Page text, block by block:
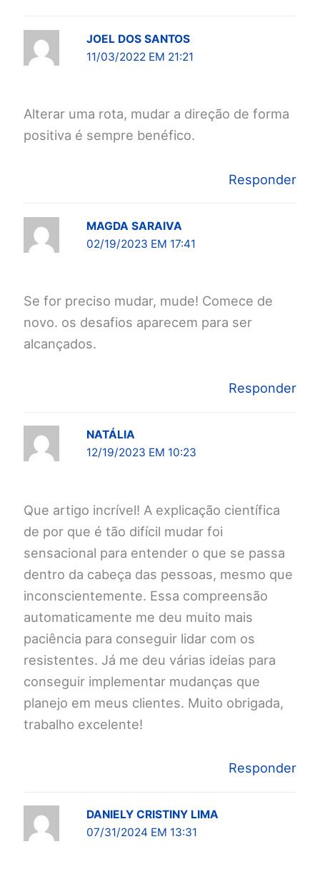
JOEL DOS SANTOS
11/03/2022 EM 21:21
Alterar uma rota, mudar a direção de forma
positiva é sempre benéfico.
Responder
MAGDA SARAIVA
02/19/2023 EM 17:41
Se for preciso mudar, mude! Comece de
novo. os desafios aparecem para ser
alcançados.
Responder
NATÁLIA
12/19/2023 EM 10:23
Que artigo incrível! A explicação científica
de por que é tão difícil mudar foi
sensacional para entender o que se passa
dentro da cabeça das pessoas, mesmo que
inconscientemente. Essa compreensão
automaticamente me deu muito mais
paciência para conseguir lidar com os
resistentes. Já me deu várias ideias para
conseguir implementar mudanças que
planejo em meus clientes. Muito obrigada,
trabalho excelente!
Responder
DANIELY CRISTINY LIMA
07/31/2024 EM 13:31